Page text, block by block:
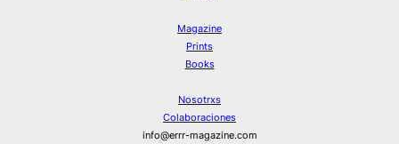
Magazine
Prints
Books
Nosotrxs
Colaboraciones
info@errr-magazine.com